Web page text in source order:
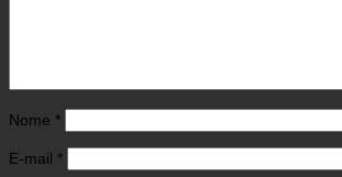
Nome *
E-mail *